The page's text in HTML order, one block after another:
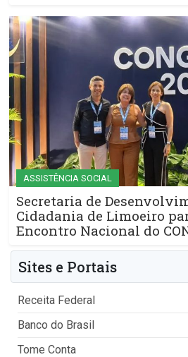
ASSISTÊNCIA SOCIAL
Secretaria de
Cidadania de Limoeiro
Encontro Nacional do
Sites e Portais
Receita Federal
Banco do Brasil
Tome Conta